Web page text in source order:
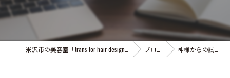
ブログ 神様からの試練